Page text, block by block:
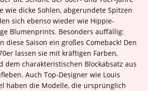
wie dicke Sohlen, abgerundete Spitzen
sich ebenso wieder wie Hippie-
Blumenprints. Besonders auffällig:
diese Saison ein großes Comeback! Den
lassen sie mit kräftigen Farben,
dem charakteristischen Blockabsatz aus
Auch Top-Designer wie Louis
haben die Modelle, die ursprünglich